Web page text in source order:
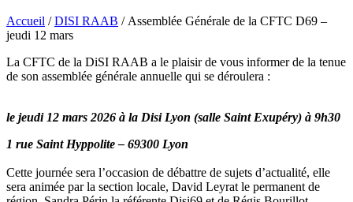
Accueil /DISI RAAB / Assemblée Générale de la CFTC D69 –
jeudi 12 mars
La CFTC de la DiSI RAAB a le plaisir de vous informer de la tenue
de son assemblée générale annuelle qui se déroulera :
le jeudi 12 mars 2026 à la Disi Lyon (salle Saint Exupéry) à 9h30
1 rue Saint Hyppolite – 69300 Lyon
Cette journée sera l’occasion de débattre de sujets d’actualité, elle
sera animée par la section locale, David Leyrat le permanent de